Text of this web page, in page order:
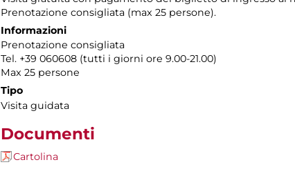
Prenotazione consigliata (max 25 persone).
Informazioni
Prenotazione consigliata
Tel. +39 060608 (tutti i giorni ore 9.00-21.00)
Max 25 persone
Tipo
Visita guidata
Documenti
Cartolina